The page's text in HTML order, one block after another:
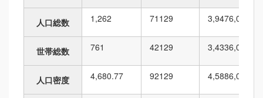
人口総数 1,262 71 129 3,9476,010
世帯総数 761 42129 3,4336,010
人口密度 4,680.77 92129 4,5886,010